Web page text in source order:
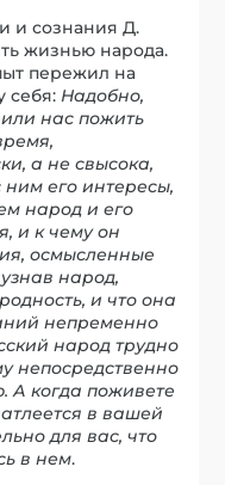
и сознания Д.
жизнью народа.
пережил на
себя: Надобно,
нас пожить
а не свысока,
ним его интересы,
народ и его
и к чему он
осмысленные
народ,
и что она
непременно
народ трудно
непосредственно
А когда поживете
в вашей
для вас, что
в нем.